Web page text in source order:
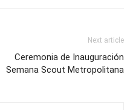
Next article
Ceremonia de Inauguración
Semana Scout Metropolitana